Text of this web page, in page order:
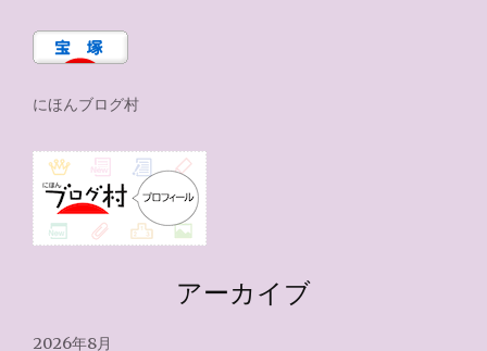
にほんブログ村
アーカイブ
2026年8月